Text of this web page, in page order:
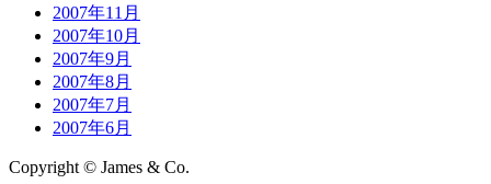
2007年11月
2007年10月
2007年9月
2007年8月
2007年7月
2007年6月
Copyright © James & Co.